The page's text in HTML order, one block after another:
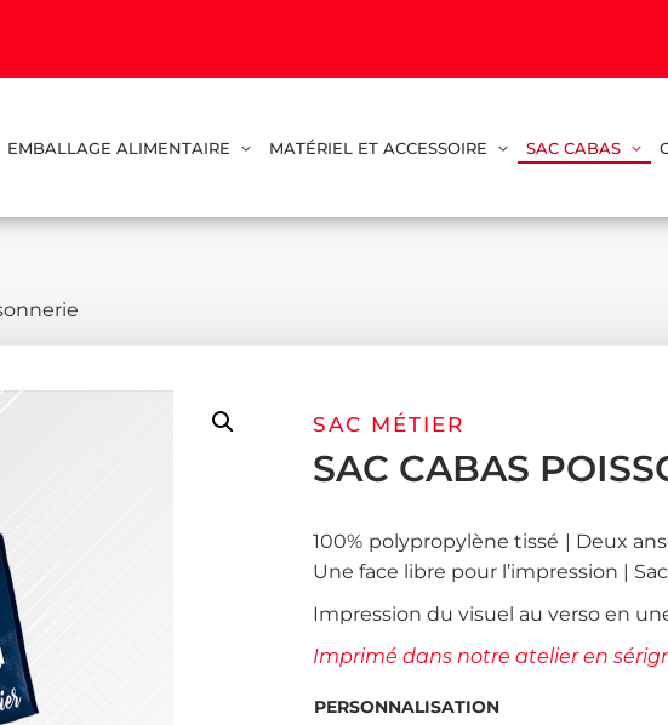
EMBALLAGE ALIMENTAIRE MATÉRIEL ET ACCESSOIRE SAC CABAS
SAC MÉTIER
SAC CABAS
100% polypropylène tissé | Deux
Une face libre pour l’impression |
Impression du visuel au verso en
Imprimé dans notre atelier en
PERSONNALISATION